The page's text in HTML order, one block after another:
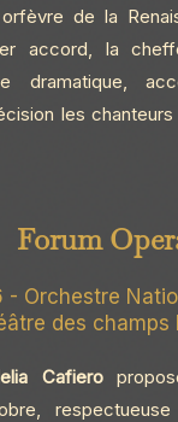
orfèvre de la
accord, la
dramatique,
les
Forum
- Orchestre
des champs
Cafiero
respectueuse